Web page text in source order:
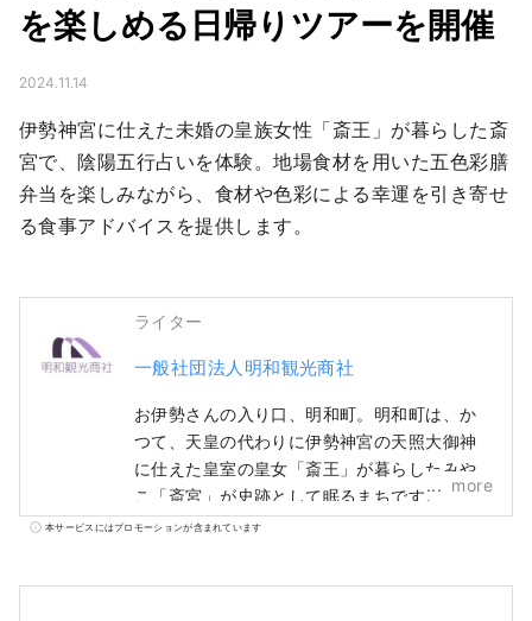
を楽しめる日帰りツアーを開催
2024.11.14
伊勢神宮に仕えた未婚の皇族女性「斎王」が暮らした斎
宮で、陰陽五行占いを体験。地場食材を用いた五色彩膳
弁当を楽しみながら、食材や色彩による幸運を引き寄せ
る食事アドバイスを提供します。
ライター
一般社団法人明和観光商社
お伊勢さんの入り口、明和町。明和町は、か
つて、天皇の代わりに伊勢神宮の天照大御神
に仕えた皇室の皇女「斎王」が暮らしたみや
こ「斎宮」が史跡として眠るまちです。
more
本サービスにはプロモーションが含まれています